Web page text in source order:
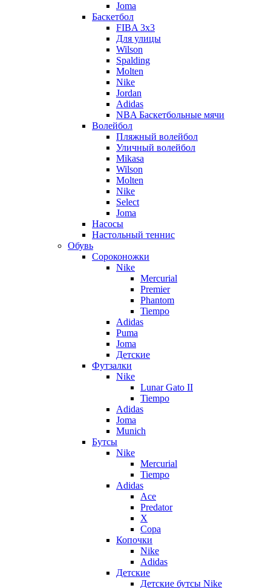
Joma
Баскетбол
FIBA 3x3
Для улицы
Wilson
Spalding
Molten
Nike
Jordan
Adidas
NBA Баскетбольные мячи
Волейбол
Пляжный волейбол
Уличный волейбол
Mikasa
Wilson
Molten
Nike
Select
Joma
Насосы
Настольный теннис
Обувь
Сороконожки
Nike
Mercurial
Premier
Phantom
Tiempo
Adidas
Puma
Joma
Детские
Футзалки
Nike
Lunar Gato II
Tiempo
Adidas
Joma
Munich
Бутсы
Nike
Mercurial
Tiempo
Adidas
Ace
Predator
X
Copa
Копочки
Nike
Adidas
Детские
Детские бутсы Nike